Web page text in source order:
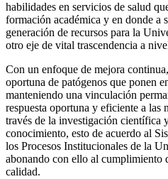
habilidades en servicios de salud
formación académica y en donde a
generación de recursos para la
otro eje de vital trascendencia a
Con un enfoque de mejora
oportuna de patógenos que ponen
manteniendo una vinculación
respuesta oportuna y eficiente a las
través de la investigación científica
conocimiento, esto de acuerdo al
los Procesos Institucionales de la
abonando con ello al cumplimiento
calidad.